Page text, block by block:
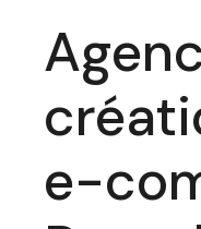
e-